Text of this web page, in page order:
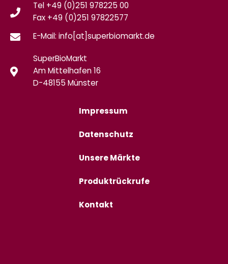
Tel +49 (0)251 978225 00
Fax +49 (0)251 97822577
E-Mail: info[at]superbiomarkt.de
SuperBioMarkt
Am Mittelhafen 16
D-48155 Münster
Impressum
Datenschutz
Unsere Märkte
Produktrückrufe
Kontakt